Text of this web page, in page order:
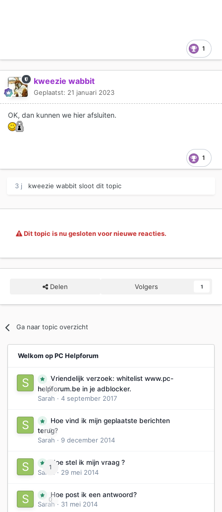
1
kweezie wabbit
Geplaatst: 21 januari 2023
OK, dan kunnen we hier afsluiten.
1
3 j kweezie wabbit sloot dit topic
Dit topic is nu gesloten voor nieuwe reacties.
Delen Volgers 1
Ga naar topic overzicht
Welkom op PC Helpforum
0
Vriendelijk verzoek: whitelist www.pc-
helpforum.be in je adblocker.
Sarah · 4 september 2017
0
Hoe vind ik mijn geplaatste berichten
terug?
Sarah · 9 december 2014
1
Hoe stel ik mijn vraag ?
Sarah
· 29 mei 2014
0
Hoe post ik een antwoord?
Sarah · 31 mei 2014